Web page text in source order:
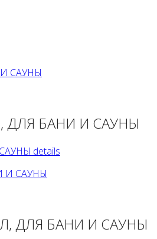
ДЛЯ БАНИ И САУНЫ
details
ДЛЯ БАНИ И САУНЫ